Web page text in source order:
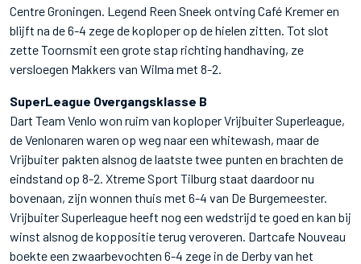
Centre Groningen. Legend Reen Sneek ontving Café Kremer en
blijft na de 6-4 zege de koploper op de hielen zitten. Tot slot
zette Toornsmit een grote stap richting handhaving, ze
versloegen Makkers van Wilma met 8-2.
SuperLeague Overgangsklasse B
Dart Team Venlo won ruim van koploper Vrijbuiter Superleague,
de Venlonaren waren op weg naar een whitewash, maar de
Vrijbuiter pakten alsnog de laatste twee punten en brachten de
eindstand op 8-2. Xtreme Sport Tilburg staat daardoor nu
bovenaan, zijn wonnen thuis met 6-4 van De Burgemeester.
Vrijbuiter Superleague heeft nog een wedstrijd te goed en kan bij
winst alsnog de koppositie terug veroveren. Dartcafe Nouveau
boekte een zwaarbevochten 6-4 zege in de Derby van het